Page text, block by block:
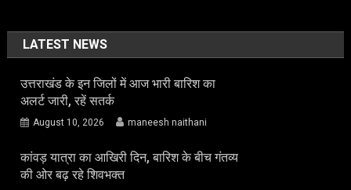
LATEST NEWS
उत्तराखंड के इन जिलों में आज भारी बारिश का
अलर्ट जारी, रहें सतर्क
August 10, 2026 maneesh naithani
कांवड़ यात्रा का आखिरी दिन, बारिश के बीच गंतव्य
की ओर बढ़ रहे शिवभक्त